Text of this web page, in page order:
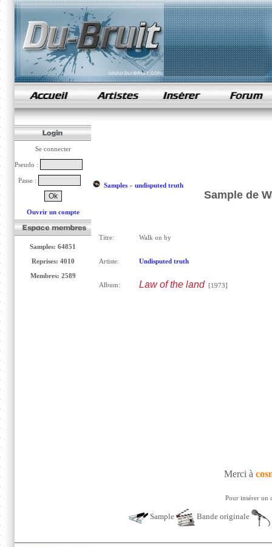
samples de rap
Se connecter
Pseudo :
Passe :
Ouvrir un compte
Samples: 64851
Reprises: 4010
Membres: 2589
Samples» undisputed truth
Sample de
Titre: Walk on by
Artiste: Undisputed truth
Album: Law of the land[1973]
Merci à
Pour insérer un
Sample Bande originale